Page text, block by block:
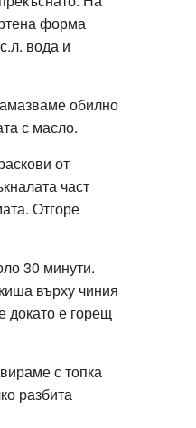
форма
вода и
обилно
с масло.
от
част
Отгоре
30 минути.
върху чиния
докато е горещ
с топка
разбита